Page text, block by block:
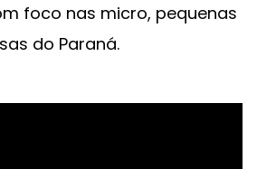
foco nas micro, pequenas
do Paraná.